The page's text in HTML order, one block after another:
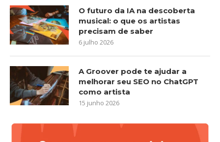
O futuro da IA na descoberta
musical: o que os artistas
precisam de saber
6 julho 2026
A Groover pode te ajudar a
melhorar seu SEO no ChatGPT
como artista
15 junho 2026